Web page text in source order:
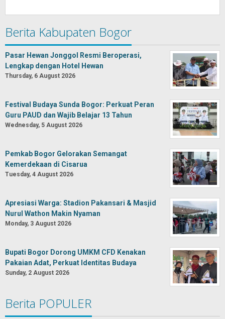
Berita Kabupaten Bogor
Pasar Hewan Jonggol Resmi Beroperasi,
Lengkap dengan Hotel Hewan
Thursday, 6 August 2026
Festival Budaya Sunda Bogor: Perkuat Peran
Guru PAUD dan Wajib Belajar 13 Tahun
Wednesday, 5 August 2026
Pemkab Bogor Gelorakan Semangat
Kemerdekaan di Cisarua
Tuesday, 4 August 2026
Apresiasi Warga: Stadion Pakansari & Masjid
Nurul Wathon Makin Nyaman
Monday, 3 August 2026
Bupati Bogor Dorong UMKM CFD Kenakan
Pakaian Adat, Perkuat Identitas Budaya
Sunday, 2 August 2026
Berita POPULER